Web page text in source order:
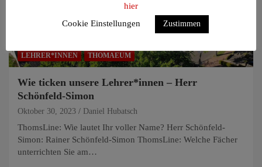
LEHRER*INNEN THOMAEUM
Wie ticken unsere Lehrer*innen – Herr
Schönfeld-Simon
Oktober 30, 2023 Daniel Hubatsch
ThomsLine: Wie lautet Ihr voller Name? Herr Schönfeld-
Simon: Rainer Schönfeld-Simon ThomsLine: Welche Fächer
unterrichten Sie am…
hier
Cookie Einstellungen
Zustimmen